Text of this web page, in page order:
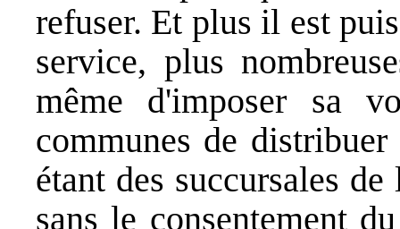
refuser. Et plus il est
service, plus
même d'imposer sa
communes de
étant des succursales
sans le consentement